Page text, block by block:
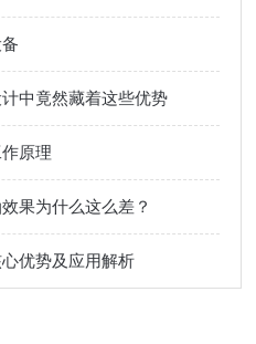
中竟然藏着这些优势
原理
果为什么这么差？
优势及应用解析